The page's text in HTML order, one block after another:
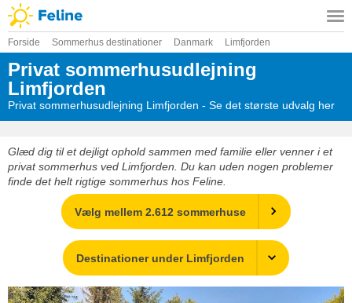
Forside Sommerhus destinationer Danmark Limfjorden
Privat sommerhusudlejning
Limfjorden
Privat sommerhusudlejning Limfjorden - Se det største udvalg her
Glæd dig til et dejligt ophold sammen med familie eller venner i et
privat sommerhus ved Limfjorden. Du kan uden nogen problemer
finde det helt rigtige sommerhus hos Feline.
Vælg mellem 2.612 sommerhuse
Destinationer under Limfjorden